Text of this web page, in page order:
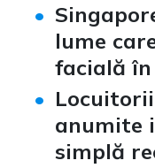
lume
facială
anumite
simplă